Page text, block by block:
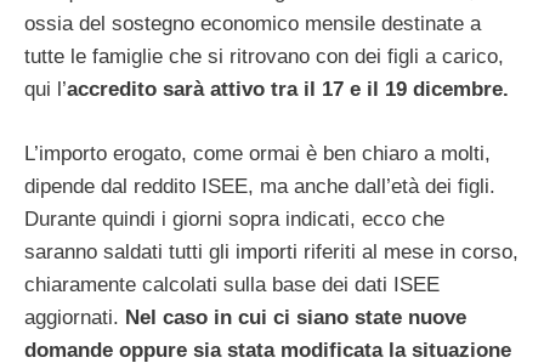
ossia del sostegno economico mensile destinate a
tutte le famiglie che si ritrovano con dei figli a carico,
qui l’accredito sarà attivo tra il 17 e il 19 dicembre.
L’importo erogato, come ormai è ben chiaro a molti,
dipende dal reddito ISEE, ma anche dall’età dei figli.
Durante quindi i giorni sopra indicati, ecco che
saranno saldati tutti gli importi riferiti al mese in corso,
chiaramente calcolati sulla base dei dati ISEE
aggiornati. Nel caso in cui ci siano state nuove
domande oppure sia stata modificata la situazione